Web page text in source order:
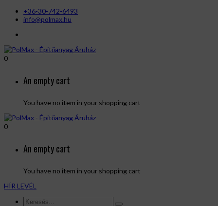
+36-30-742-6493
info@polmax.hu
0
An empty cart
You have no item in your shopping cart
0
An empty cart
You have no item in your shopping cart
HÍR LEVÉL